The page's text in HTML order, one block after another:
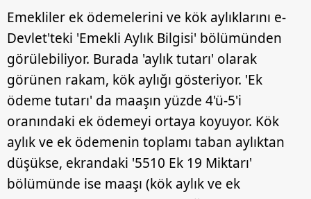
Emekliler ek ödemelerini ve kök aylıklarını e-
Devlet'teki 'Emekli Aylık Bilgisi' bölümünden
görülebiliyor. Burada 'aylık tutarı' olarak
görünen rakam, kök aylığı gösteriyor. 'Ek
ödeme tutarı' da maaşın yüzde 4'ü-5'i
oranındaki ek ödemeyi ortaya koyuyor. Kök
aylık ve ek ödemenin toplamı taban aylıktan
düşükse, ekrandaki '5510 Ek 19 Miktarı'
bölümünde ise maaşı (kök aylık ve ek